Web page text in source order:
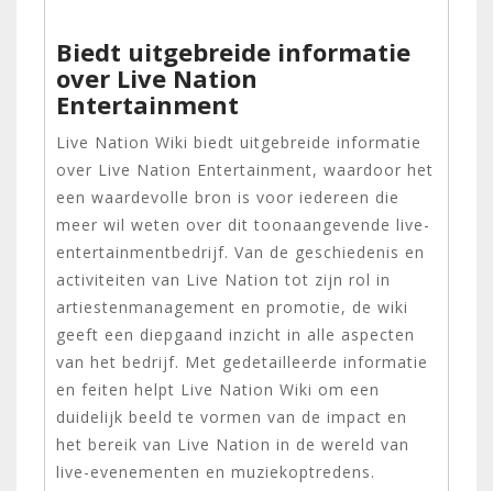
Biedt uitgebreide informatie
over Live Nation
Entertainment
Live Nation Wiki biedt uitgebreide informatie
over Live Nation Entertainment, waardoor het
een waardevolle bron is voor iedereen die
meer wil weten over dit toonaangevende live-
entertainmentbedrijf. Van de geschiedenis en
activiteiten van Live Nation tot zijn rol in
artiestenmanagement en promotie, de wiki
geeft een diepgaand inzicht in alle aspecten
van het bedrijf. Met gedetailleerde informatie
en feiten helpt Live Nation Wiki om een
duidelijk beeld te vormen van de impact en
het bereik van Live Nation in de wereld van
live-evenementen en muziekoptredens.